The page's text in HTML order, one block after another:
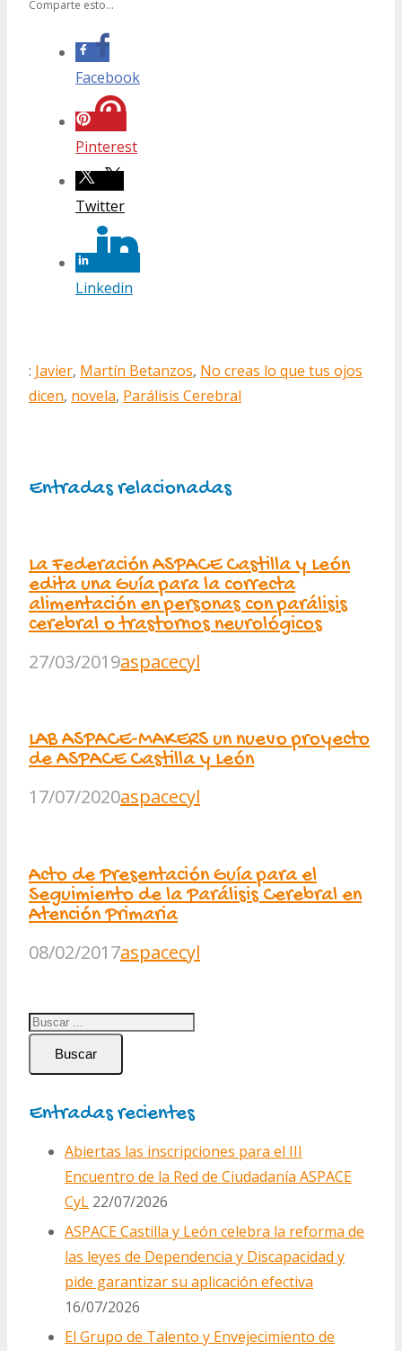
Comparte esto...
Facebook
Pinterest
Twitter
Linkedin
: Javier, Martín Betanzos, No creas lo que tus ojos
dicen, novela, Parálisis Cerebral
Entradas relacionadas
La Federación ASPACE Castilla y León
edita una Guía para la correcta
alimentación en personas con parálisis
cerebral o trastornos neurológicos
27/03/2019aspacecyl
LAB ASPACE-MAKERS un nuevo proyecto
de ASPACE Castilla y León
17/07/2020aspacecyl
Acto de Presentación Guía para el
Seguimiento de la Parálisis Cerebral en
Atención Primaria
08/02/2017aspacecyl
Buscar
Entradas recientes
Abiertas las inscripciones para el III
Encuentro de la Red de Ciudadanía ASPACE
CyL 22/07/2026
ASPACE Castilla y León celebra la reforma de
las leyes de Dependencia y Discapacidad y
pide garantizar su aplicación efectiva
16/07/2026
El Grupo de Talento y Envejecimiento de